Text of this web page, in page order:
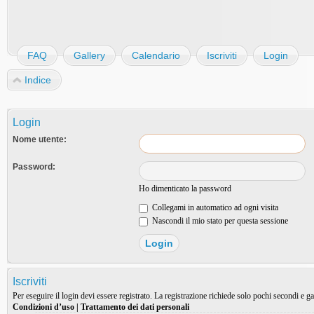
FAQ Gallery Calendario Iscriviti Login
Indice
Login
Nome utente:
Password:
Ho dimenticato la password
Collegami in automatico ad ogni visita
Nascondi il mio stato per questa sessione
Iscriviti
Per eseguire il login devi essere registrato. La registrazione richiede solo pochi secondi e
Condizioni d’uso
Trattamento dei dati personali